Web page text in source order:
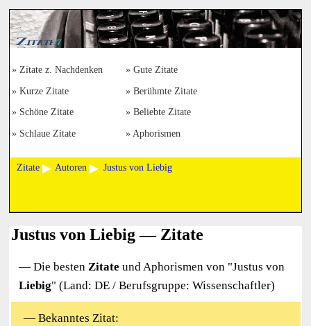
Zitate z. Nachdenken Gute Zitate
Kurze Zitate Berühmte Zitate
Schöne Zitate Beliebte Zitate
Schlaue Zitate Aphorismen
Zitate Autoren Justus von Liebig
Justus von Liebig — Zitate
— Die besten Zitate und Aphorismen von "Justus von
Liebig" (Land: DE / Berufsgruppe: Wissenschaftler)
— Bekanntes Zitat: